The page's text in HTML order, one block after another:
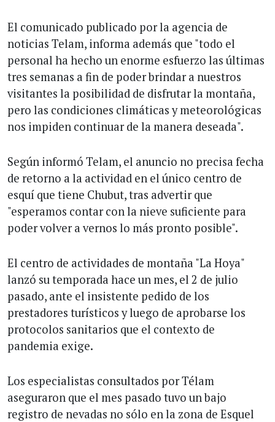
El comunicado publicado por la agencia de
noticias Telam, informa además que "todo el
personal ha hecho un enorme esfuerzo las últimas
tres semanas a fin de poder brindar a nuestros
visitantes la posibilidad de disfrutar la montaña,
pero las condiciones climáticas y meteorológicas
nos impiden continuar de la manera deseada".
Según informó Telam, el anuncio no precisa fecha
de retorno a la actividad en el único centro de
esquí que tiene Chubut, tras advertir que
"esperamos contar con la nieve suficiente para
poder volver a vernos lo más pronto posible".
El centro de actividades de montaña "La Hoya"
lanzó su temporada hace un mes, el 2 de julio
pasado, ante el insistente pedido de los
prestadores turísticos y luego de aprobarse los
protocolos sanitarios que el contexto de
pandemia exige.
Los especialistas consultados por Télam
aseguraron que el mes pasado tuvo un bajo
registro de nevadas no sólo en la zona de Esquel